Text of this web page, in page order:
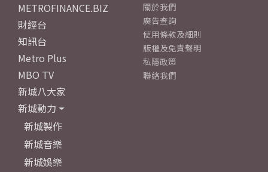
METROFINANCE.BIZ
財經台
知訊台
Metro Plus
MBO TV
新城八大家
新城動力
新城製作
新城音樂
新城娛樂
關於我們
廣告查詢
使用條款及細則
版權及免責聲明
私隱政策
聯絡我們